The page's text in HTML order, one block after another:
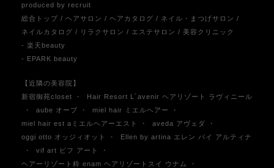
produced by recruit
総合トップ / ヘアサロン / ヘアカタログ / ネイル・まつげサロン /
ネイルカタログ / リラクサロン / エステサロン / 美容クリニック
- 楽天beauty
- EPARK beauty
【近隣の美容院】
新宿御苑closet ・ Hair Resort L´avenir ヘアリゾート ラヴィニール
・ aube オーブ ・ miel hair ミエルヘアー
・
miel hair est aミエルヘアーエスト
・ aveda アヴェダ ・
oggi otto オッジィオット
・ Ellen by artina エレン バイ アルティナ
・ vif art ビフ アート
・
ヘアーリゾート粋 enam ヘアリゾートスイ ウナム
・